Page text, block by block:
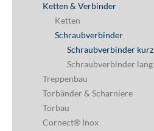
Ketten & Verbinder
Ketten
Schraubverbinder
Schraubverbinder kurz
Schraubverbinder lang
Treppenbau
Torbänder & Scharniere
Torbau
Cornect® Inox